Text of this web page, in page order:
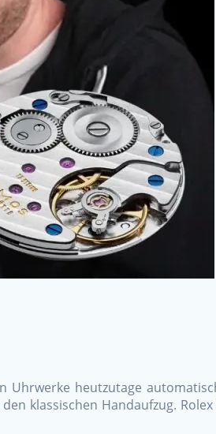
heutzutage
klassischen Handaufzug.